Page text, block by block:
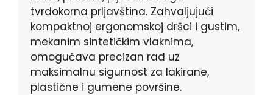
tvrdokorna prljavština. Zahvaljujući
kompaktnoj ergonomskoj dršci i gustim,
mekanim sintetičkim vlaknima,
omogućava precizan rad uz
maksimalnu sigurnost za lakirane,
plastične i gumene površine.